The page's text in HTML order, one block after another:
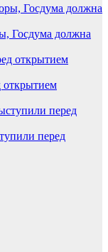
Госдума должна
открытием
перед